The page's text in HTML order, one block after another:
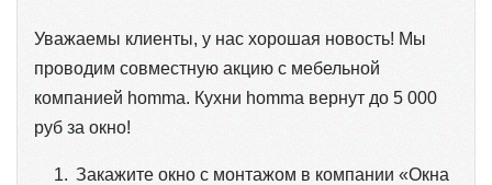
Уважаемы клиенты, у нас хорошая новость! Мы
проводим совместную акцию с мебельной
компанией homma. Кухни homma вернут до 5 000
руб за окно!
Закажите окно с монтажом в компании «Окна